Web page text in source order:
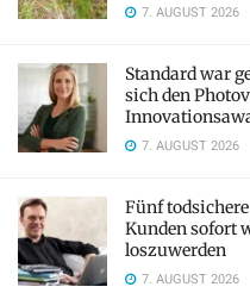
7. AUGUST 2026
Standard war
sich den
7. AUGUST 2026
Fünf
Kunden sofort
loszuwerden
7. AUGUST 2026